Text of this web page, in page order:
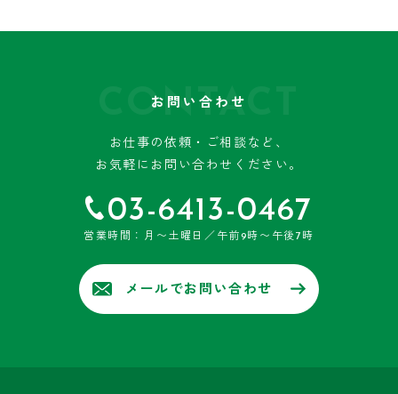
CONTACT
お問い合わせ
お仕事の依頼・ご相談など、
お気軽にお問い合わせください。
03-6413-0467
営業時間：月〜土曜日／午前9時〜午後7時
メールでお問い合わせ